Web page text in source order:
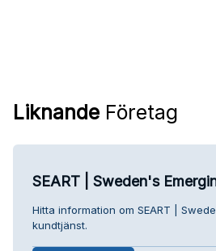
Liknande Företag
SEART | Sweden's
Hitta information om SEART |
kundtjänst.